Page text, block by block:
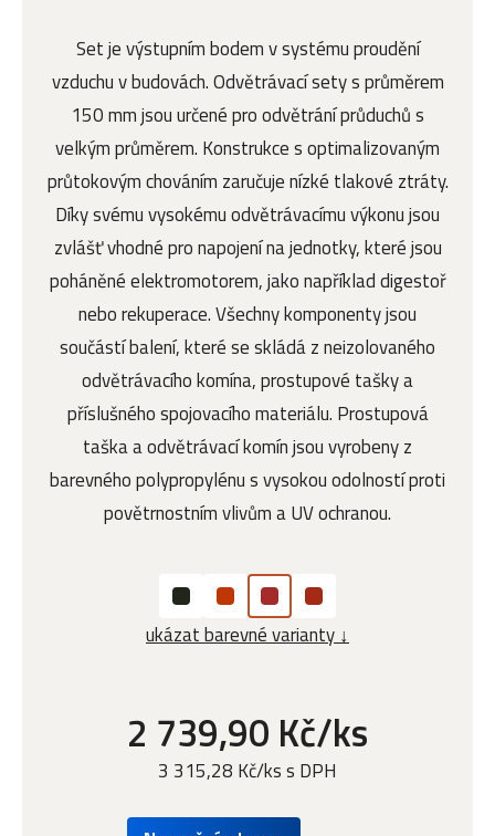
Set je výstupním bodem v systému proudění
vzduchu v budovách. Odvětrávací sety s průměrem
150 mm jsou určené pro odvětrání průduchů s
velkým průměrem. Konstrukce s optimalizovaným
průtokovým chováním zaručuje nízké tlakové ztráty.
Díky svému vysokému odvětrávacímu výkonu jsou
zvlášť vhodné pro napojení na jednotky, které jsou
poháněné elektromotorem, jako například digestoř
nebo rekuperace. Všechny komponenty jsou
součástí balení, které se skládá z neizolovaného
odvětrávacího komína, prostupové tašky a
příslušného spojovacího materiálu. Prostupová
taška a odvětrávací komín jsou vyrobeny z
barevného polypropylénu s vysokou odolností proti
povětrnostním vlivům a UV ochranou.
ukázat barevné varianty ↓
2 739,90 Kč/ks
3 315,28 Kč/ks s DPH